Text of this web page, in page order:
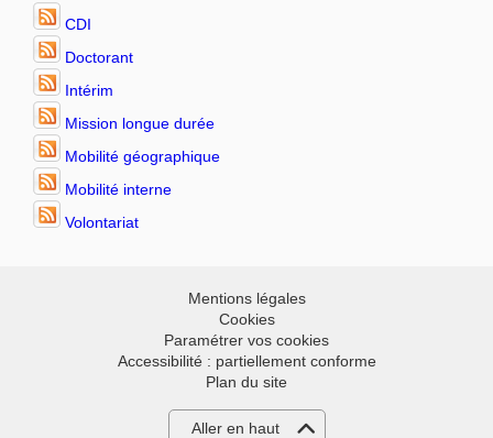
CDI
Doctorant
Intérim
Mission longue durée
Mobilité géographique
Mobilité interne
Volontariat
Mentions légales
Cookies
Paramétrer vos cookies
Accessibilité : partiellement conforme
Plan du site
Aller en haut